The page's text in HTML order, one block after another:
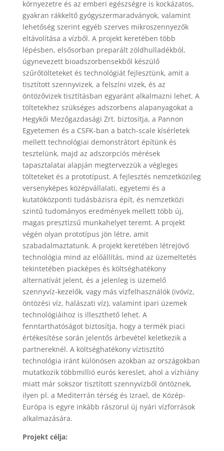
környezetre és az emberi egészségre is kockázatos,
gyakran rákkeltő gyógyszermaradványok, valamint
lehetőség szerint egyéb szerves mikroszennyezők
eltávolítása a vízből. A projekt keretében több
lépésben, elsősorban preparált zöldhulladékból,
úgynevezett bioadszorbensekből készülő
szűrőtölteteket és technológiát fejlesztünk, amit a
tisztított szennyvizek, a felszíni vizek, és az
öntözővizek tisztításban egyaránt alkalmazni lehet. A
töltetekhez szükséges adszorbens alapanyagokat a
Hegykői Mezőgazdasági Zrt. biztosítja, a Pannon
Egyetemen és a CSFK-ban a batch-scale kísérletek
mellett technológiai demonstrátort építünk és
tesztelünk, majd az adszorpciós mérések
tapasztalatai alapján megtervezzük a végleges
tölteteket és a prototípust. A fejlesztés nemzetközileg
versenyképes középvállalati, egyetemi és a
kutatóközponti tudásbázisra épít, és nemzetközi
szintű tudományos eredmények mellett több új,
magas presztízsű munkahelyet teremt. A projekt
végén olyan prototípus jön létre, amit
szabadalmaztatunk. A projekt keretében létrejövő
technológia mind az előállítás, mind az üzemeltetés
tekintetében piacképes és költséghatékony
alternatívát jelent, és a jelenleg is üzemelő
szennyvíz-kezelők, vagy más vízfelhasználók (ivóvíz,
öntözési víz, halászati víz), valamint ipari üzemek
technológiáihoz is illeszthető lehet. A
fenntarthatóságot biztosítja, hogy a termék piaci
értékesítése során jelentős árbevétel keletkezik a
partnereknél. A költséghatékony víztisztító
technológia iránt különösen azokban az országokban
mutatkozik többmillió eurós kereslet, ahol a vízhiány
miatt már sokszor tisztított szennyvízből öntöznek,
ilyen pl. a Mediterrán térség és Izrael, de Közép-
Európa is egyre inkább rászorul új nyári vízforrások
alkalmazására.
Projekt célja: